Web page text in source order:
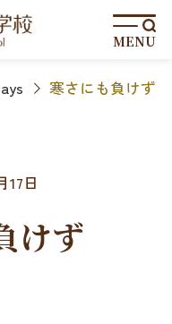
MENU
寒さにも負けず
17日
けず